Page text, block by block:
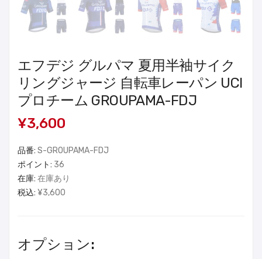
エフデジ グルパマ 夏用半袖サイク
リングジャージ 自転車レーパン UCI
プロチーム GROUPAMA-FDJ
¥3,600
品番: S-GROUPAMA-FDJ
ポイント: 36
在庫: 在庫あり
税込: ¥3,600
オプション: